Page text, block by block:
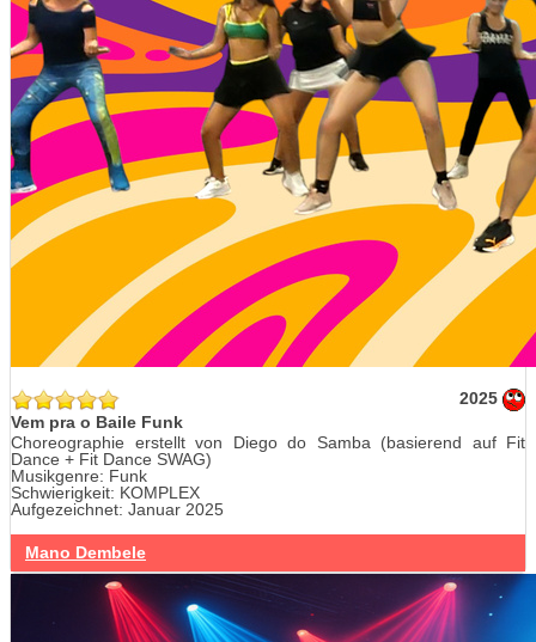
2025
Vem pra o Baile Funk
Choreographie erstellt von Diego do Samba (basierend auf Fit
Dance + Fit Dance SWAG)
Musikgenre: Funk
Schwierigkeit: KOMPLEX
Aufgezeichnet: Januar 2025
Mano Dembele